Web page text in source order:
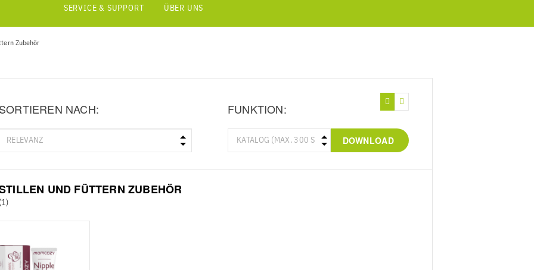
SERVICE & SUPPORT ÜBER UNS
Zubehör
SORTIEREN NACH: FUNKTION:
DOWNLOAD
UND FÜTTERN ZUBEHÖR
(1)